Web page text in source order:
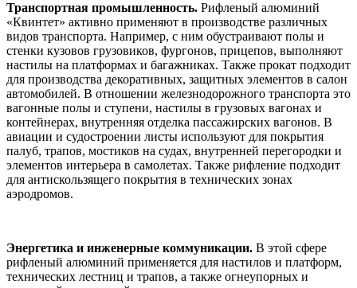
Транспортная промышленность. Рифленый алюминий
«Квинтет» активно применяют в производстве различных
видов транспорта. Например, с ним обустраивают полы и
стенки кузовов грузовиков, фургонов, прицепов, выполняют
настилы на платформах и багажниках. Также прокат подходит
для производства декоративных, защитных элементов в салон
автомобилей. В отношении железнодорожного транспорта это
вагонные полы и ступени, настилы в грузовых вагонах и
контейнерах, внутренняя отделка пассажирских вагонов. В
авиации и судостроении листы используют для покрытия
палуб, трапов, мостиков на судах, внутренней перегородки и
элементов интерьера в самолетах. Также рифление подходит
для антискользящего покрытия в технических зонах
аэродромов.
Энергетика и инженерные коммуникации. В этой сфере
рифленый алюминий применяется для настилов и платформ,
технических лестниц и трапов, а также огнеупорных и